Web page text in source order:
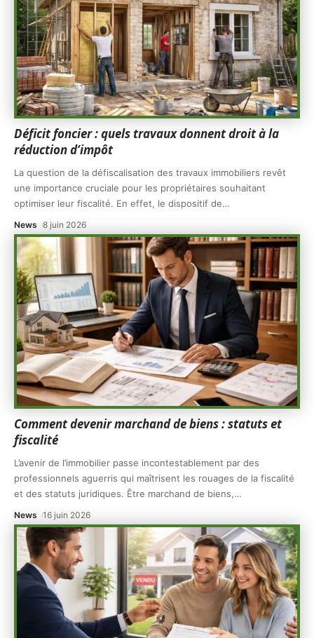
Déficit foncier : quels travaux donnent droit à la
réduction d’impôt
La question de la défiscalisation des travaux immobiliers revêt
une importance cruciale pour les propriétaires souhaitant
optimiser leur fiscalité. En effet, le dispositif de…
News 8 juin 2026
Comment devenir marchand de biens : statuts et
fiscalité
L’avenir de l’immobilier passe incontestablement par des
professionnels aguerris qui maîtrisent les rouages de la fiscalité
et des statuts juridiques. Être marchand de biens,…
News 16 juin 2026